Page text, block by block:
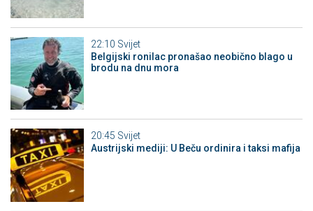
22:10 Svijet
Belgijski ronilac pronašao neobično blago u
brodu na dnu mora
20:45 Svijet
Austrijski mediji: U Beču ordinira i taksi mafija